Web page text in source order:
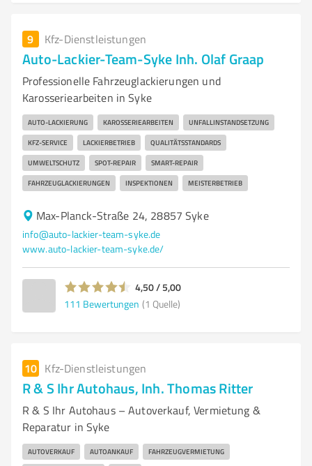
9 Kfz-Dienstleistungen
Auto-Lackier-Team-Syke Inh. Olaf Graap
Professionelle Fahrzeuglackierungen und
Karosseriearbeiten in Syke
AUTO-LACKIERUNG KAROSSERIEARBEITEN UNFALLINSTANDSETZUNG
KFZ-SERVICE LACKIERBETRIEB QUALITÄTSSTANDARDS
UMWELTSCHUTZ SPOT-REPAIR SMART-REPAIR
FAHRZEUGLACKIERUNGEN INSPEKTIONEN MEISTERBETRIEB
Max-Planck-Straße 24, 28857 Syke
info@auto-lackier-team-syke.de
www.auto-lackier-team-syke.de/
4,50 / 5,00
111 Bewertungen (1 Quelle)
10 Kfz-Dienstleistungen
R & S Ihr Autohaus, Inh. Thomas Ritter
R & S Ihr Autohaus – Autoverkauf, Vermietung &
Reparatur in Syke
AUTOVERKAUF AUTOANKAUF FAHRZEUGVERMIETUNG